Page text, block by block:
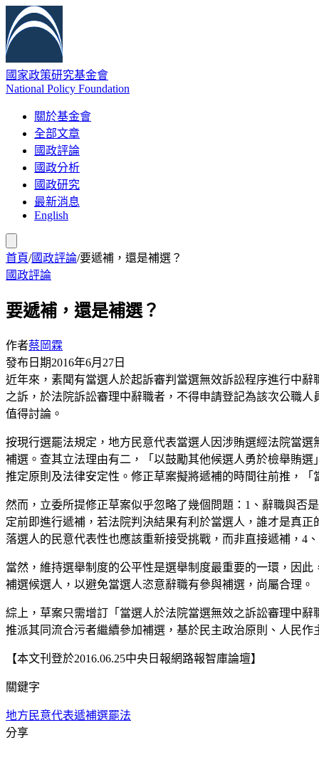
國家政策研究基金會
National Policy Foundation
關於基金會
全部文章
國政評論
國政分析
國政研究
最新消息
English
首頁/國政評論/要遞補，還是補選？
國政評論
要遞補，還是補選？
作者蔡岡霖
發布日期2016年6月27日
近年來，素聞有當選人於起訴審判當選無效訴訟程序進行中
之訴，於法院訴訟審理中辭職者，不得申請登記為該次公職
值得討論。
按現行選罷法規定，地方民意代表當選人因涉賄選經法院當
補選。查其立法理由有二，「以鼓勵其他候選人勇於檢舉賄
推定原則及法律安定性。修正草案擬將遞補的時間往前推，
然而，立委所提修正草案似乎忽略了幾個問題：1、辭職與否
定前即進行遞補，若法院判決結果有利於當選人，誰才是真
落選人的民意代表性也應該重新接受挑戰，而非直接遞補，4
當然，維持選舉制度的公平性是選舉制度最重要的一環，因
補選候選人，以避免當選人恣意辭職有參與補選，尚屬合理。
綜上，草案只需增訂「當選人於法院當選無效之訴訟審理中
推派其同流合污者繼續參加補選，基於民主政治原則、人民
【本文刊登於2016.06.25中央日報網路報智庫論壇】
關鍵字
地方民意代表遞補選罷法
分享